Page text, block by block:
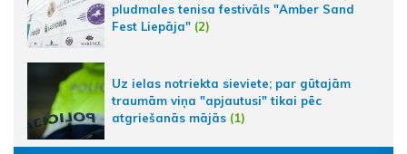
pludmales tenisa festivāls "Amber Sand
Fest Liepāja" (2)
Uz ielas notriekta sieviete; par gūtajām
traumām viņa "apjautusi" tikai pēc
atgriešanās mājās (1)